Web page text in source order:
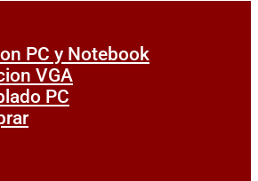
PC y Notebook
VGA
PC